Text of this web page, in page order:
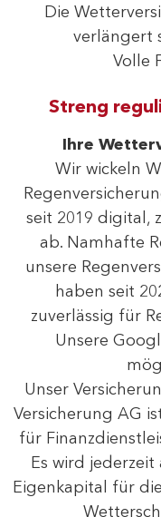
Die
verlängert
Volle
Streng
Ihre
Wir wickeln
seit 2019 digital,
ab. Namhafte
unsere
haben seit
zuverlässig für
Unsere
Unser
Versicherung AG
für
Es wird
Eigenkapital für